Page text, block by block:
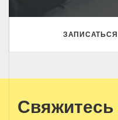
Свяжитесь